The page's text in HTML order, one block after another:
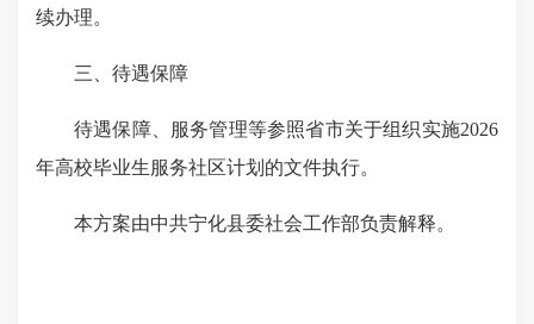
续办理。
三、待遇保障
待遇保障、服务管理等参照省市关于组织实施2026
年高校毕业生服务社区计划的文件执行。
本方案由中共宁化县委社会工作部负责解释。